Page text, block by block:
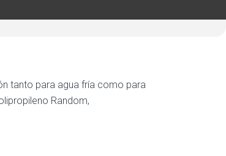
tanto para agua fría como para
Random,